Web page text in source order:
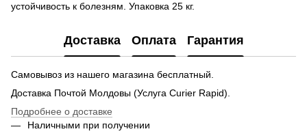
устойчивость к болезням. Упаковка 25 кг.
Доставка Оплата Гарантия
Самовывоз из нашего магазина бесплатный.
Доставка Почтой Молдовы (Услуга Curier Rapid).
Подробнее о доставке
Наличными при получении